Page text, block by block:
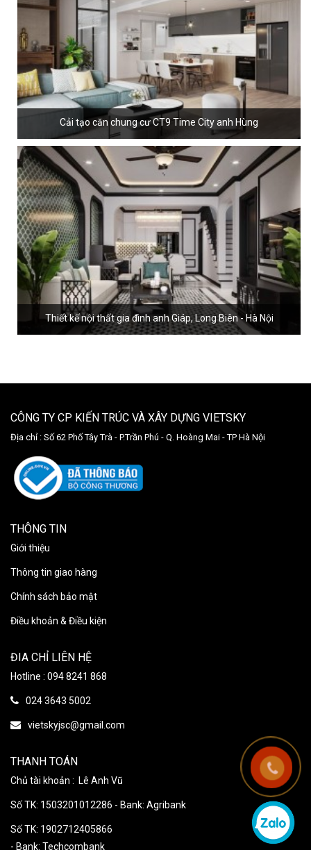
Cải tạo căn chung cư CT9 Time City anh Hùng
Thiết kế nội thất gia đình anh Giáp, Long Biên - Hà Nội
CÔNG TY CP KIẾN TRÚC VÀ XÂY DỰNG VIETSKY
Địa chỉ : Số 62 Phố Tây Trà - P.Trần Phú - Q. Hoàng Mai - TP Hà Nội
THÔNG TIN
Giới thiệu
Thông tin giao hàng
Chính sách bảo mật
Điều khoản & Điều kiện
ĐIA CHỈ LIÊN HỆ
Hotline : 094 8241 868
024 3643 5002
vietskyjsc@gmail.com
THANH TOÁN
Chủ tài khoản : Lê Anh Vũ
Số TK: 1503201012286 - Bank: Agribank
Số TK: 1902712405866
- Bank: Techcombank